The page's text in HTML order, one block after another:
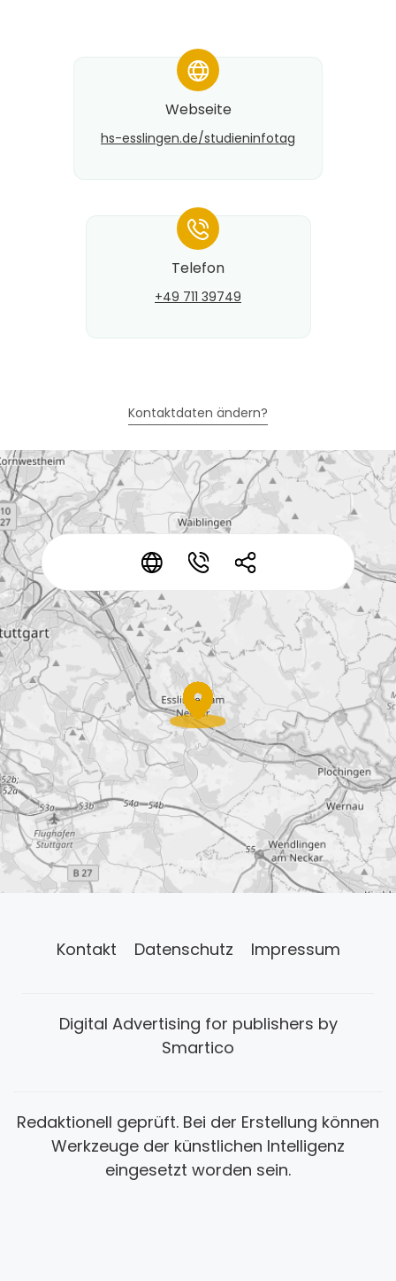
* * *
*
Webseite
hs-esslingen.de/studieninfotag
*
Telefon
+49 711 39749
Kontaktdaten ändern?
Kontakt Datenschutz Impressum
Digital Advertising for publishers by
Smartico
Redaktionell geprüft. Bei der Erstellung können
Werkzeuge der künstlichen Intelligenz
eingesetzt worden sein.